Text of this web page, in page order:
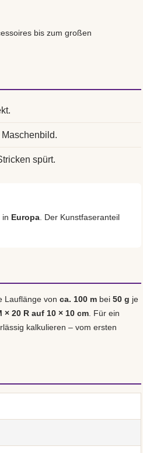
bis zum großen
spürt.
in Europa . Der Kunstfaseranteil
Lauflänge von ca. 100 m bei 50 g je
× 20 R auf 10 × 10 cm . Für ein
kalkulieren – vom ersten